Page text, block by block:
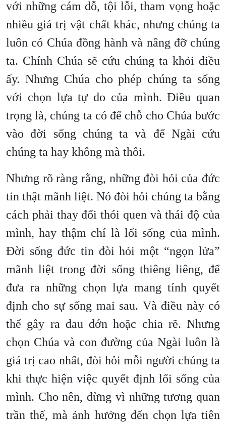
với những cám dỗ, tội lỗi, tham vọng hoặc
nhiều giá trị vật chất khác, nhưng chúng ta
luôn có Chúa đồng hành và nâng đỡ chúng
ta. Chính Chúa sẽ cứu chúng ta khỏi điều
ấy. Nhưng Chúa cho phép chúng ta sống
với chọn lựa tự do của mình. Điều quan
trọng là, chúng ta có để chỗ cho Chúa bước
vào đời sống chúng ta và để Ngài cứu
chúng ta hay không mà thôi.
Nhưng rõ ràng rằng, những đòi hỏi của đức
tin thật mãnh liệt. Nó đòi hỏi chúng ta bằng
cách phải thay đổi thói quen và thái độ của
mình, hay thậm chí là lối sống của mình.
Đời sống đức tin đòi hỏi một “ngọn lửa”
mãnh liệt trong đời sống thiêng liêng, để
đưa ra những chọn lựa mang tính quyết
định cho sự sống mai sau. Và điều này có
thể gây ra đau đớn hoặc chia rẽ. Nhưng
chọn Chúa và con đường của Ngài luôn là
giá trị cao nhất, đòi hỏi mỗi người chúng ta
khi thực hiện việc quyết định lối sống của
mình. Cho nên, đừng vì những tương quan
trần thế, mà ảnh hưởng đến chọn lựa tiên